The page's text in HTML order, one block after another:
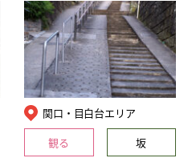
関口・目白台エリア
観る
坂